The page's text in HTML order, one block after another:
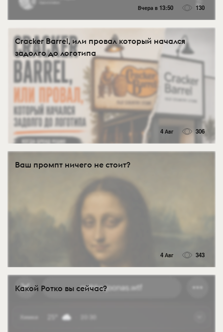
Вчера в 13:50 130
Cracker Barrel, или провал который начался
задолго до логотипа
4 Авг 306
Ваш промпт ничего не стоит?
4 Авг 343
Какой Ротко вы сейчас?